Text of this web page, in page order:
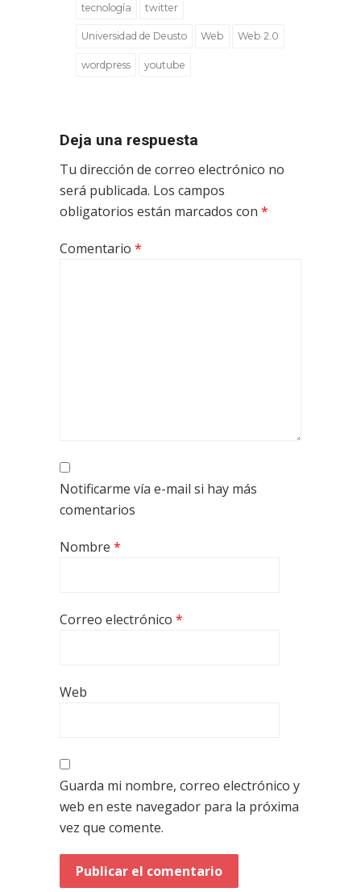
tecnología twitter
Universidad de Deusto Web Web 2.0
wordpress youtube
Deja una respuesta
Tu dirección de correo electrónico no
será publicada. Los campos
obligatorios están marcados con *
Comentario *
Notificarme vía e-mail si hay más
comentarios
Nombre *
Correo electrónico *
Web
Guarda mi nombre, correo electrónico y
web en este navegador para la próxima
vez que comente.